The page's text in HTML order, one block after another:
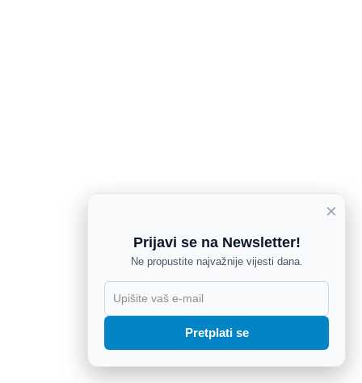
×
Prijavi se na Newsletter!
Ne propustite najvažnije vijesti dana.
Pretplati se